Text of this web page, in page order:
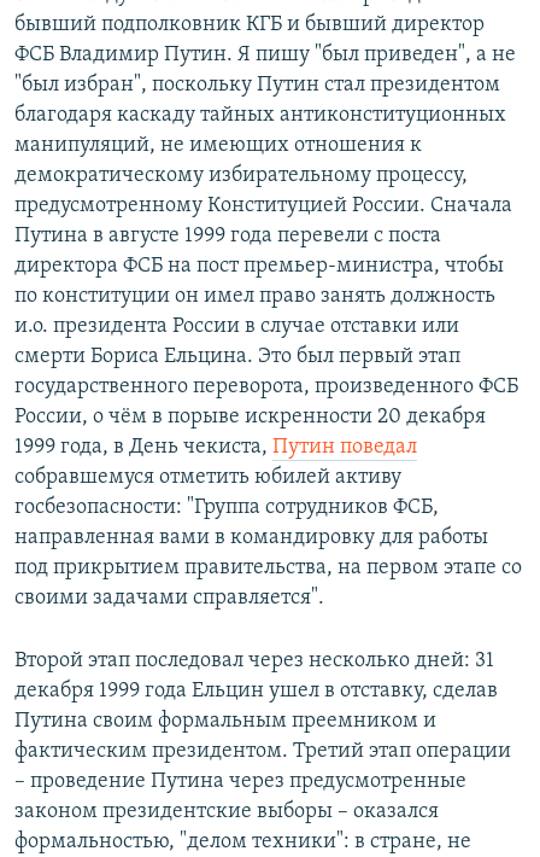
бывший подполковник КГБ и бывший директор
ФСБ Владимир Путин. Я пишу "был приведен", а не
"был избран", поскольку Путин стал президентом
благодаря каскаду тайных антиконституционных
манипуляций, не имеющих отношения к
демократическому избирательному процессу,
предусмотренному Конституцией России. Сначала
Путина в августе 1999 года перевели с поста
директора ФСБ на пост премьер-министра, чтобы
по конституции он имел право занять должность
и.о. президента России в случае отставки или
смерти Бориса Ельцина. Это был первый этап
государственного переворота, произведенного ФСБ
России, о чём в порыве искренности 20 декабря
1999 года, в День чекиста, Путин поведал
собравшемуся отметить юбилей активу
госбезопасности: "Группа сотрудников ФСБ,
направленная вами в командировку для работы
под прикрытием правительства, на первом этапе со
своими задачами справляется".
Второй этап последовал через несколько дней: 31
декабря 1999 года Ельцин ушел в отставку, сделав
Путина своим формальным преемником и
фактическим президентом. Третий этап операции
– проведение Путина через предусмотренные
законом президентские выборы – оказался
формальностью, "делом техники": в стране, не